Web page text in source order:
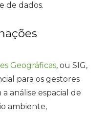
de dados.
Geográficas, ou SIG,
para os gestores
análise espacial de
ambiente,